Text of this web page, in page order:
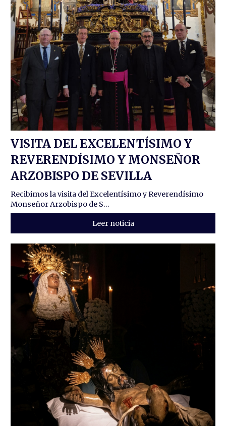
VISITA DEL EXCELENTÍSIMO Y
REVERENDÍSIMO Y MONSEÑOR
ARZOBISPO DE SEVILLA
Recibimos la visita del Excelentísimo y Reverendísimo
Monseñor Arzobispo de S...
Leer noticia